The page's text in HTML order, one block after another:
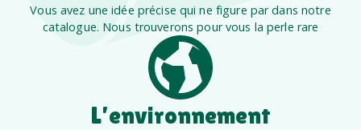
Vous avez une idée précise qui ne figure par dans notre
catalogue. Nous trouverons pour vous la perle rare
L’environnement